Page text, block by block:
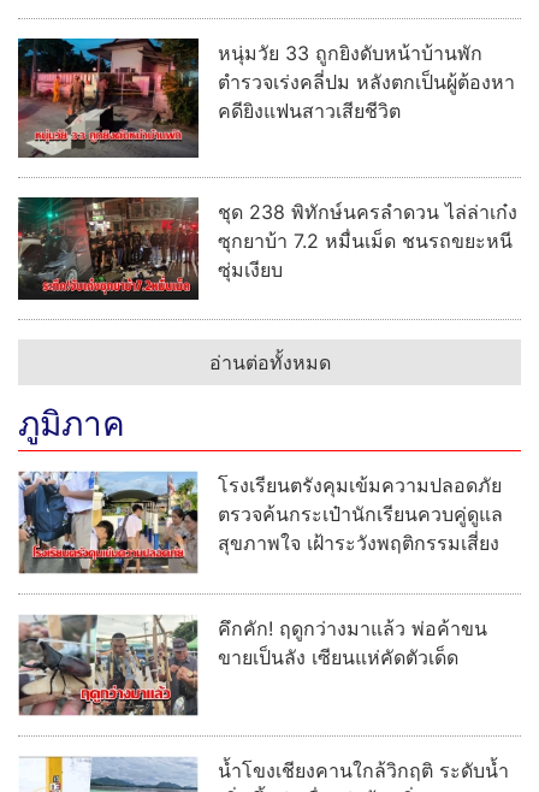
หนุ่มวัย 33 ถูกยิงดับหน้าบ้านพัก
ตำรวจเร่งคลี่ปม หลังตกเป็นผู้ต้องหา
คดียิงแฟนสาวเสียชีวิต
ชุด 238 พิทักษ์นครลำดวน ไล่ล่าเก๋ง
ซุกยาบ้า 7.2 หมื่นเม็ด ชนรถขยะหนี
ซุ่มเงียบ
อ่านต่อทั้งหมด
ภูมิภาค
โรงเรียนตรังคุมเข้มความปลอดภัย
ตรวจค้นกระเป๋านักเรียนควบคู่ดูแล
สุขภาพใจ เฝ้าระวังพฤติกรรมเสี่ยง
คึกคัก! ฤดูกว่างมาแล้ว พ่อค้าขน
ขายเป็นลัง เซียนแห่คัดตัวเด็ด
น้ำโขงเชียงคานใกล้วิกฤติ ระดับน้ำ